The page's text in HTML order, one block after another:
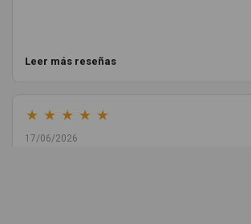
Leer más reseñas
★ ★ ★ ★ ★
17/06/2026